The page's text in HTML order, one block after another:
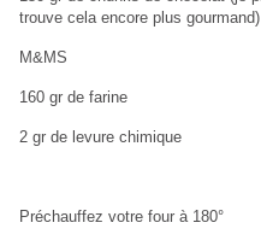
trouve cela encore plus gourmand)
M&MS
160 gr de farine
2 gr de levure chimique
Préchauffez votre four à 180°